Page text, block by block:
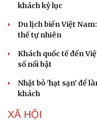
khách kỷ lục
Du lịch biển Việt
thế tự nhiên
Khách quốc tế đến
số nổi bật
Nhặt bỏ 'hạt sạn' để
khách
XÃ HỘI